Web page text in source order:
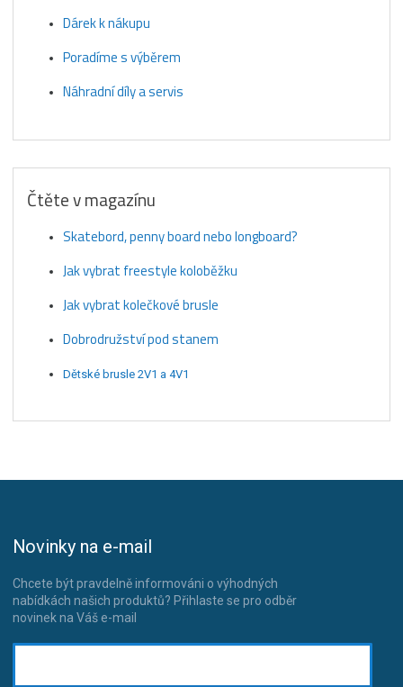
Dárek k nákupu
Poradíme s výběrem
Náhradní díly a servis
Čtěte v magazínu
Skatebord, penny board nebo longboard?
Jak vybrat freestyle koloběžku
Jak vybrat kolečkové brusle
Dobrodružství pod stanem
Dětské brusle 2V1 a 4V1
Novinky na e-mail
Chcete být pravdelně informováni o výhodných
nabídkách našich produktů? Přihlaste se pro odběr
novinek na Váš e-mail